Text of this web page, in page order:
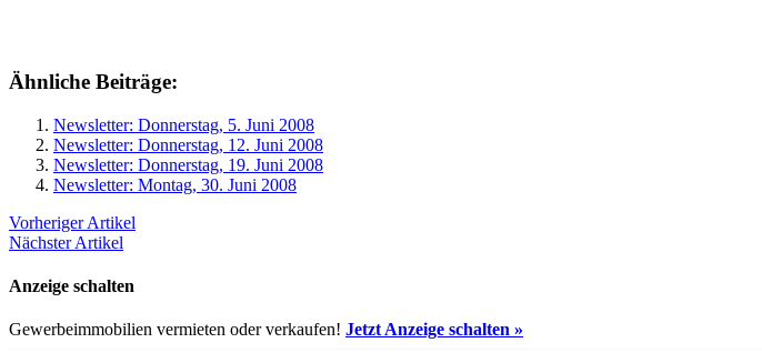
Ähnliche Beiträge:
Newsletter: Donnerstag, 5. Juni 2008
Newsletter: Donnerstag, 12. Juni 2008
Newsletter: Donnerstag, 19. Juni 2008
Newsletter: Montag, 30. Juni 2008
Vorheriger Artikel
Nächster Artikel
Anzeige schalten
Gewerbeimmobilien vermieten oder verkaufen! Jetzt Anzeige schalten »